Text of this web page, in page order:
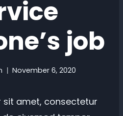
job
November 6, 2020
sit amet, consectetur